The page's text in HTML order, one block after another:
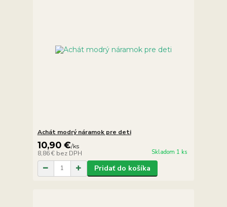
Achát modrý náramok pre deti
10,90 €/ks
8,86 € bez DPH Skladom 1 ks
Pridať do košíka